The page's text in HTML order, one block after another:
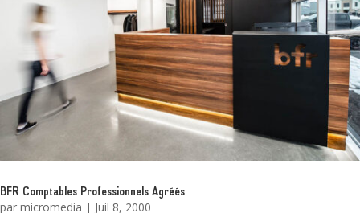
BFR Comptables Professionnels Agréés
par micromedia | Juil 8, 2000